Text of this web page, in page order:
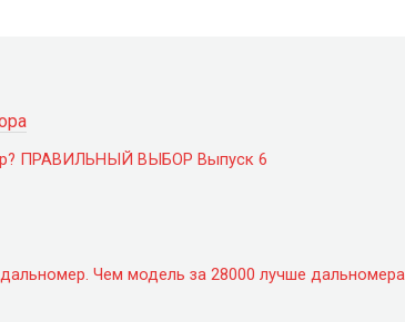
ПРАВИЛЬНЫЙ ВЫБОР Выпуск 6
Чем модель за 28000 лучше дальномера